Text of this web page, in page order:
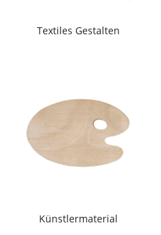
Textiles Gestalten
Künstlermaterial